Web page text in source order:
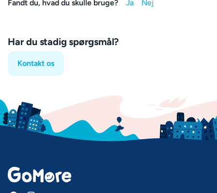
Fandt du, hvad du skulle bruge?
Har du stadig spørgsmål?
Kontakt os